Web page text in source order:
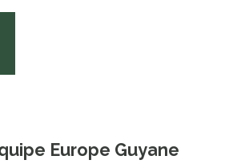
Europe Guyane